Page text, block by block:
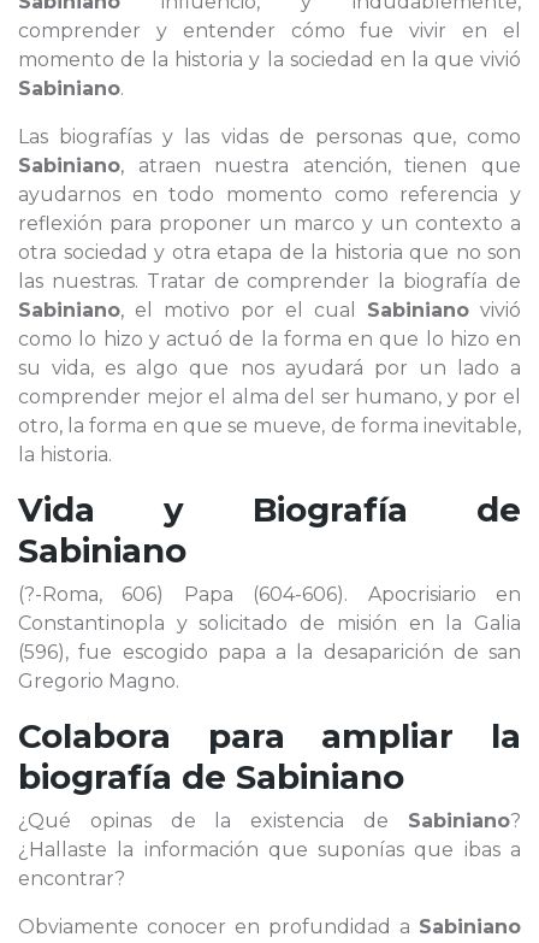
comprender y entender cómo fue vivir en el
momento de la historia y la sociedad en la que vivió
Sabiniano.
Las biografías y las vidas de personas que, como
Sabiniano, atraen nuestra atención, tienen que
ayudarnos en todo momento como referencia y
reflexión para proponer un marco y un contexto a
otra sociedad y otra etapa de la historia que no son
las nuestras. Tratar de comprender la biografía de
Sabiniano, el motivo por el cual Sabiniano vivió
como lo hizo y actuó de la forma en que lo hizo en
su vida, es algo que nos ayudará por un lado a
comprender mejor el alma del ser humano, y por el
otro, la forma en que se mueve, de forma inevitable,
la historia.
Vida y Biografía de
Sabiniano
(?-Roma, 606) Papa (604-606). Apocrisiario en
Constantinopla y solicitado de misión en la Galia
(596), fue escogido papa a la desaparición de san
Gregorio Magno.
Colabora para ampliar la
biografía de Sabiniano
¿Qué opinas de la existencia de Sabiniano?
¿Hallaste la información que suponías que ibas a
encontrar?
Obviamente conocer en profundidad a Sabiniano